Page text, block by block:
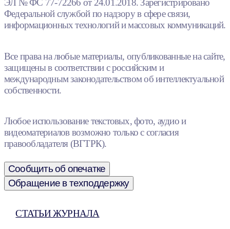
ЭЛ № ФС 77-72266 от 24.01.2018. Зарегистрировано
Федеральной службой по надзору в сфере связи,
информационных технологий и массовых коммуникаций.
Все права на любые материалы, опубликованные на сайте,
защищены в соответствии с российским и
международным законодательством об интеллектуальной
собственности.
Любое использование текстовых, фото, аудио и
видеоматериалов возможно только с согласия
правообладателя (ВГТРК).
Сообщить об опечатке
Обращение в техподдержку
СТАТЬИ ЖУРНАЛА